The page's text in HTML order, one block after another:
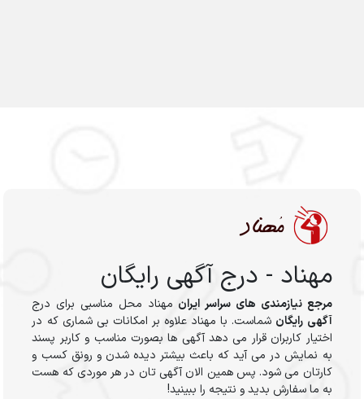
مهناد - درج آگهی رایگان
مرجع نیازمندی های سراسر ایران مهناد محل مناسبی برای درج
آگهی رایگان شماست. با مهناد علاوه بر امکانات بی شماری که در
اختیار کاربران قرار می دهد آگهی ها بصورت مناسب و کاربر پسند
به نمایش در می آید که باعث بیشتر دیده شدن و رونق کسب و
کارتان می شود. پس همین الان آگهی تان در هر موردی که هست
به ما سفارش بدید و نتیجه را ببینید!